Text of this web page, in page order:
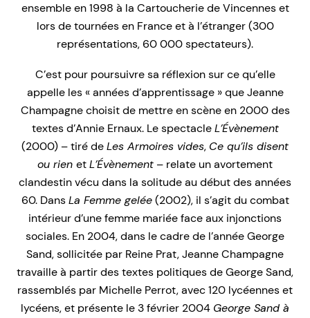
ensemble en 1998 à la Cartoucherie de Vincennes et
lors de tournées en France et à l’étranger (300
représentations, 60 000 spectateurs).
C’est pour poursuivre sa réflexion sur ce qu’elle
appelle les « années d’apprentissage » que Jeanne
Champagne choisit de mettre en scène en 2000 des
textes d’Annie Ernaux. Le spectacleL’Évènement
(2000) – tiré deLes Armoires vides, Ce qu’ils disent
ou rien etL’Évènement – relate un avortement
clandestin vécu dans la solitude au début des années
60. DansLa Femme gelée(2002), il s’agit du combat
intérieur d’une femme mariée face aux injonctions
sociales. En 2004, dans le cadre de l’année George
Sand, sollicitée par Reine Prat, Jeanne Champagne
travaille à partir des textes politiques de George Sand,
rassemblés par Michelle Perrot, avec 120 lycéennes et
lycéens, et présente le 3 février 2004 George Sand à